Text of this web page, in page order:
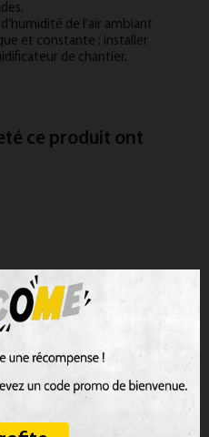
de l’air ambiant
et constante ; installer
de chantier.
ce produit ont